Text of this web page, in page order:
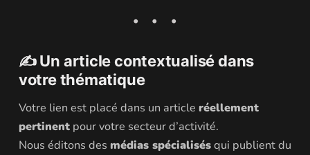
✍️ Un article contextualisé dans
votre thématique
Votre lien est placé dans un article réellement
pertinentpour votre secteur d’activité.
Nous éditons des médias spécialisésqui publient du